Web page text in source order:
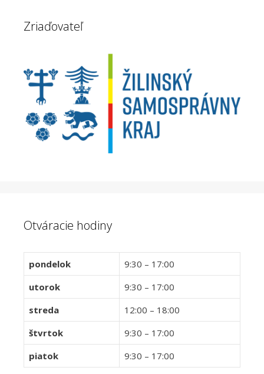
Zriaďovateľ
Otváracie hodiny
pondelok
9:30 – 17:00
utorok
9:30 – 17:00
streda
12:00 – 18:00
štvrtok
9:30 – 17:00
piatok
9:30 – 17:00